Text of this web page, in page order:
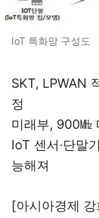
IoT 특화망 구성도
SKT, LPWAN
정
미래부, 900㎒
IoT 센서·단말
능해져
[아시아경제